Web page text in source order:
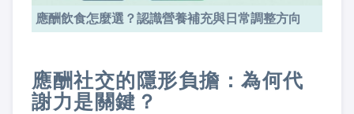
應酬飲食怎麼選？認識營養補充與日常調整方向
應酬社交的隱形負擔：為何代
謝力是關鍵？